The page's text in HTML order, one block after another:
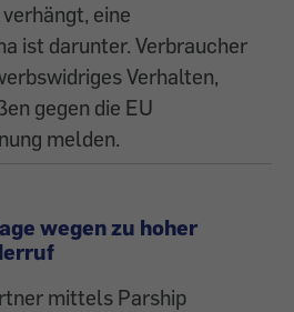
eine
ist darunter. Verbraucher
Verhalten,
gegen die EU
melden.
wegen zu hoher
mittels Parship